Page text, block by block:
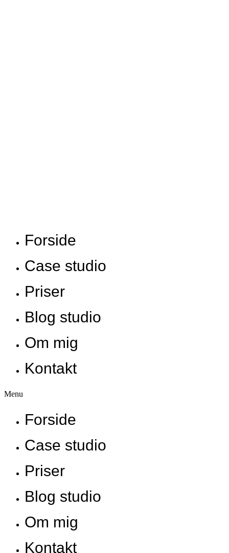
Forside
Case studio
Priser
Blog studio
Om mig
Kontakt
Menu
Forside
Case studio
Priser
Blog studio
Om mig
Kontakt